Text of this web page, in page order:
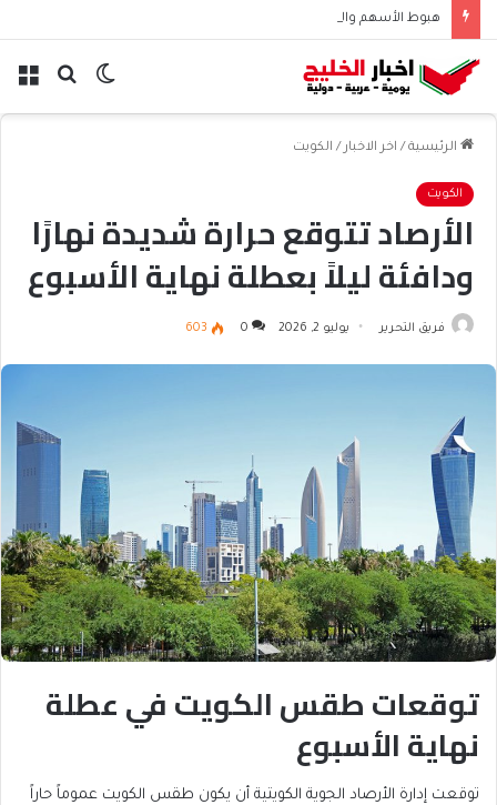
هبوط الأسهم والذهب وصعود النفط يعقّد مسار الفدرالي
بحث الوضع
الرئيسية / اخر الاخبار / الكويت
الكويت
الأرصاد تتوقع حرارة شديدة نهارًا
ودافئة ليلاً بعطلة نهاية الأسبوع
فريق التحرير يوليو 2, 2026 0
603
توقعات طقس الكويت في عطلة
نهاية الأسبوع
توقعت إدارة الأرصاد الجوية الكويتية أن يكون طقس الكويت عموماً حاراً